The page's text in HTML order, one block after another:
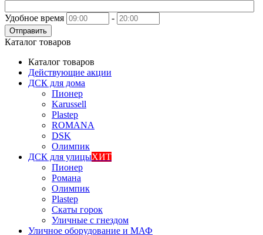
Удобное время -
Отправить
Каталог товаров
Каталог товаров
Действующие акции
ДСК для дома
Пионер
Karussell
Plastep
ROMANA
DSK
Олимпик
ДСК для улицыХИТ
Пионер
Романа
Олимпик
Plastep
Скаты горок
Уличные с гнездом
Уличное оборудование и МАФ